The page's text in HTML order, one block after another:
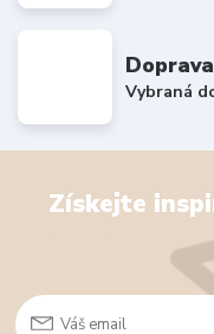
Vybraná
Získejte